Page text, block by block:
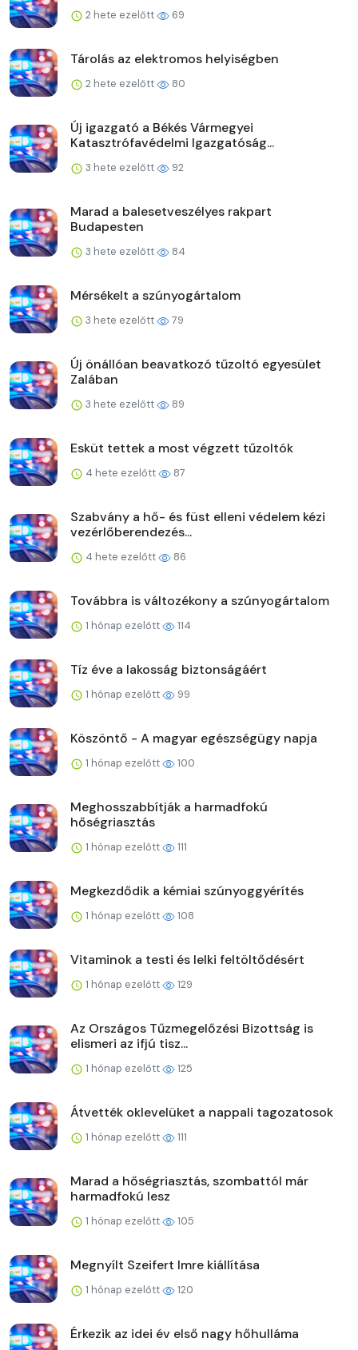
2 hete ezelőtt 69
Tárolás az elektromos helyiségben
2 hete ezelőtt 80
Új igazgató a Békés Vármegyei
Katasztrófavédelmi Igazgatóság...
3 hete ezelőtt 92
Marad a balesetveszélyes rakpart
Budapesten
3 hete ezelőtt 84
Mérsékelt a szúnyogártalom
3 hete ezelőtt 79
Új önállóan beavatkozó tűzoltó egyesület
Zalában
3 hete ezelőtt 89
Esküt tettek a most végzett tűzoltók
4 hete ezelőtt 87
Szabvány a hő- és füst elleni védelem kézi
vezérlőberendezés...
4 hete ezelőtt 86
Továbbra is változékony a szúnyogártalom
1 hónap ezelőtt 114
Tíz éve a lakosság biztonságáért
1 hónap ezelőtt 99
Köszöntő - A magyar egészségügy napja
1 hónap ezelőtt 100
Meghosszabbítják a harmadfokú
hőségriasztás
1 hónap ezelőtt 111
Megkezdődik a kémiai szúnyoggyérítés
1 hónap ezelőtt 108
Vitaminok a testi és lelki feltöltődésért
1 hónap ezelőtt 129
Az Országos Tűzmegelőzési Bizottság is
elismeri az ifjú tisz...
1 hónap ezelőtt 125
Átvették oklevelüket a nappali tagozatosok
1 hónap ezelőtt 111
Marad a hőségriasztás, szombattól már
harmadfokú lesz
1 hónap ezelőtt 105
Megnyílt Szeifert Imre kiállítása
1 hónap ezelőtt 120
Érkezik az idei év első nagy hőhulláma